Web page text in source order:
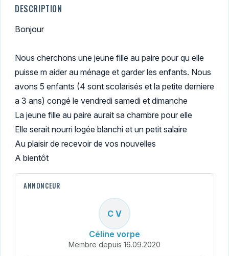
DESCRIPTION
Bonjour
Nous cherchons une jeune fille au paire pour qu elle
puisse m aider au ménage et garder les enfants. Nous
avons 5 enfants (4 sont scolarisés et la petite derniere
a 3 ans) congé le vendredi samedi et dimanche
La jeune fille au paire aurait sa chambre pour elle
Elle serait nourri logée blanchi et un petit salaire
Au plaisir de recevoir de vos nouvelles
A bientôt
ANNONCEUR
C V
Céline vorpe
Membre depuis 16.09.2020